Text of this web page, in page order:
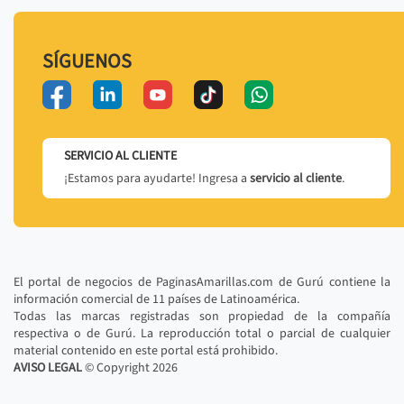
SÍGUENOS
SERVICIO AL CLIENTE
¡Estamos para ayudarte! Ingresa a servicio al cliente.
El portal de negocios de PaginasAmarillas.com de Gurú contiene la
información comercial de 11 países de Latinoamérica.
Todas las marcas registradas son propiedad de la compañía
respectiva o de Gurú. La reproducción total o parcial de cualquier
material contenido en este portal está prohibido.
AVISO LEGAL© Copyright2026